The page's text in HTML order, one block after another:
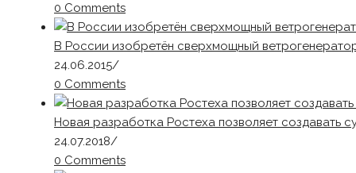
0 Comments
В России изобретён сверхмощный
24.06.2015/
0 Comments
Новая разработка Ростеха позволяет создавать
24.07.2018/
0 Comments